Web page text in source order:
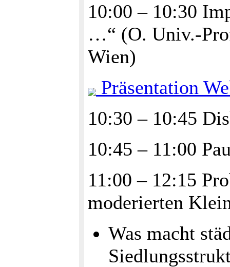
10:00 – 10:30
…“ (O. Univ.-
Wien)
Präsentation
10:30 – 10:45
10:45 – 11:00
11:00 – 12:15
moderierten
Was macht